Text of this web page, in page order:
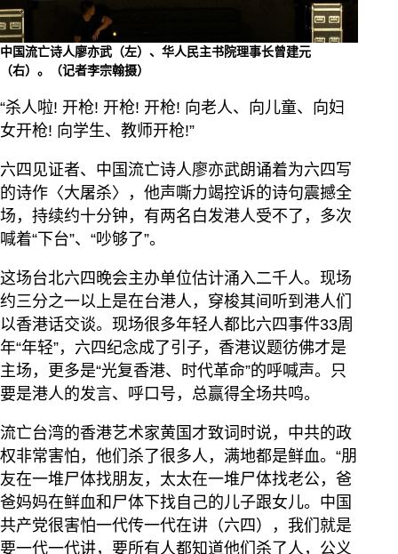
中国流亡诗人廖亦武（左）、华人民主书院理事长曾建元
（右）。（记者李宗翰摄）
“杀人啦! 开枪! 开枪! 开枪! 向老人、向儿童、向妇
女开枪! 向学生、教师开枪!”
六四见证者、中国流亡诗人廖亦武朗诵着为六四写
的诗作〈大屠杀〉，他声嘶力竭控诉的诗句震撼全
场，持续约十分钟，有两名白发港人受不了，多次
喊着“下台”、“吵够了”。
这场台北六四晚会主办单位估计涌入二千人。现场
约三分之一以上是在台港人，穿梭其间听到港人们
以香港话交谈。现场很多年轻人都比六四事件33周
年“年轻”，六四纪念成了引子，香港议题彷佛才是
主场，更多是“光复香港、时代革命”的呼喊声。只
要是港人的发言、呼口号，总赢得全场共鸣。
流亡台湾的香港艺术家黄国才致词时说，中共的政
权非常害怕，他们杀了很多人，满地都是鲜血。“朋
友在一堆尸体找朋友，太太在一堆尸体找老公，爸
爸妈妈在鲜血和尸体下找自己的儿子跟女儿。中国
共产党很害怕一代传一代在讲（六四），我们就是
要一代一代讲，要所有人都知道他们杀了人，公义